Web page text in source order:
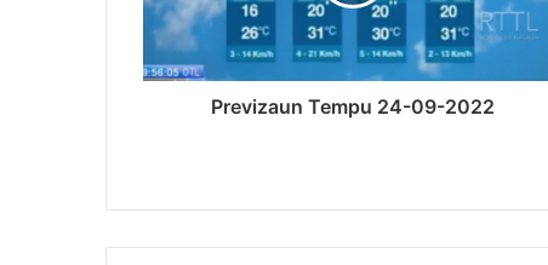
Previzaun Tempu 24-09-2022